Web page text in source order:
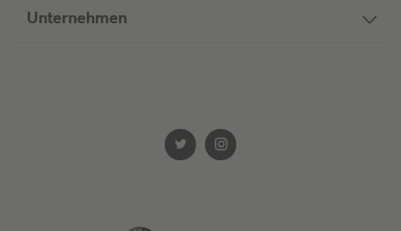
Unternehmen